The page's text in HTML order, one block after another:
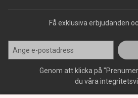
Få exklusiva erbjudanden
Genom att klicka på
du våra